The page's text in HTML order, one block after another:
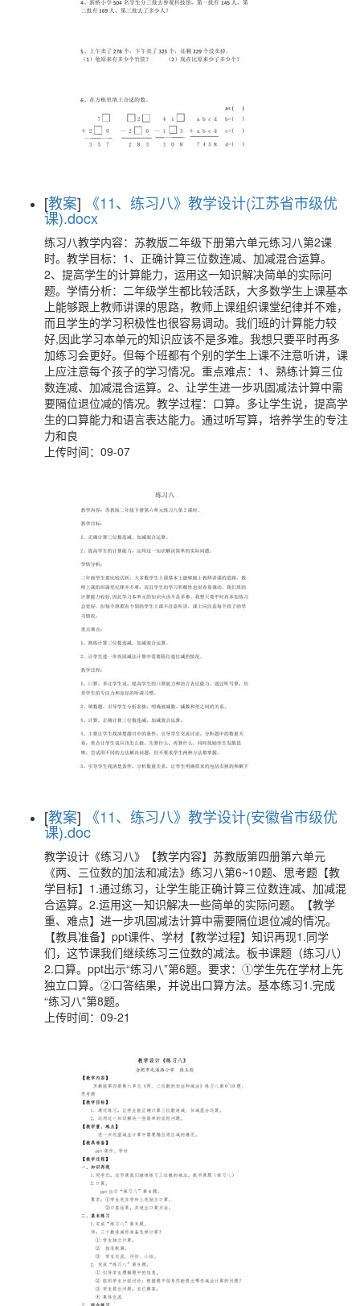
[教案] 《11、练习八》教学设计(江苏省市级优
课).docx
练习八教学内容：苏教版二年级下册第六单元练习八第2课
时。教学目标：1、正确计算三位数连减、加减混合运算。
2、提高学生的计算能力，运用这一知识解决简单的实际问
题。学情分析：二年级学生都比较活跃，大多数学生上课基本
上能够跟上教师讲课的思路，教师上课组织课堂纪律并不难，
而且学生的学习积极性也很容易调动。我们班的计算能力较
好,因此学习本单元的知识应该不是多难。我想只要平时再多
加练习会更好。但每个班都有个别的学生上课不注意听讲，课
上应注意每个孩子的学习情况。重点难点：1、熟练计算三位
数连减、加减混合运算。2、让学生进一步巩固减法计算中需
要隔位退位减的情况。教学过程：口算。多让学生说，提高学
生的口算能力和语言表达能力。通过听写算，培养学生的专注
力和良
上传时间：09-07
[教案] 《11、练习八》教学设计(安徽省市级优
课).doc
教学设计《练习八》【教学内容】苏教版第四册第六单元
《两、三位数的加法和减法》练习八第6~10题、思考题【教
学目标】1.通过练习，让学生能正确计算三位数连减、加减混
合运算。2.运用这一知识解决一些简单的实际问题。【教学
重、难点】进一步巩固减法计算中需要隔位退位减的情况。
【教具准备】ppt课件、学材【教学过程】知识再现1.同学
们，这节课我们继续练习三位数的减法。板书课题（练习八）
2.口算。ppt出示“练习八”第6题。要求：①学生先在学材上先
独立口算。②口答结果，并说出口算方法。基本练习1.完成
“练习八”第8题。
上传时间：09-21